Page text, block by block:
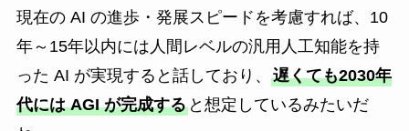
現在の AI の進歩・発展スピードを考慮すれば、10
年～15年以内には人間レベルの汎用人工知能を持
った AI が実現すると話しており、 遅くても2030年
代には AGI が完成すると想定しているみたいだ